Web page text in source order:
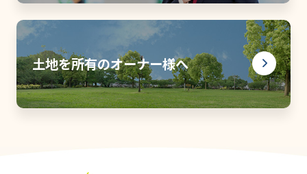
土地を所有のオーナー様へ